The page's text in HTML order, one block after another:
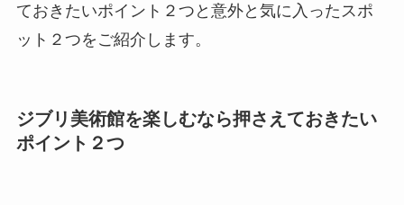
ておきたいポイント２つと意外と気に入ったスポ
ット２つをご紹介します。
ジブリ美術館を楽しむなら押さえておきたい
ポイント２つ